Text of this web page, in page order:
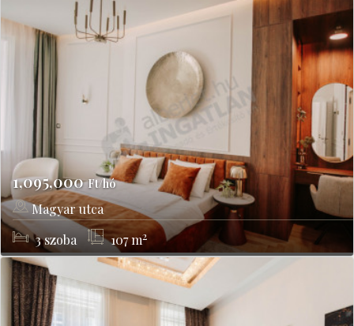
1,095,000Ft/hó
Magyar utca
Budapest, V kerület
3szoba 107m2